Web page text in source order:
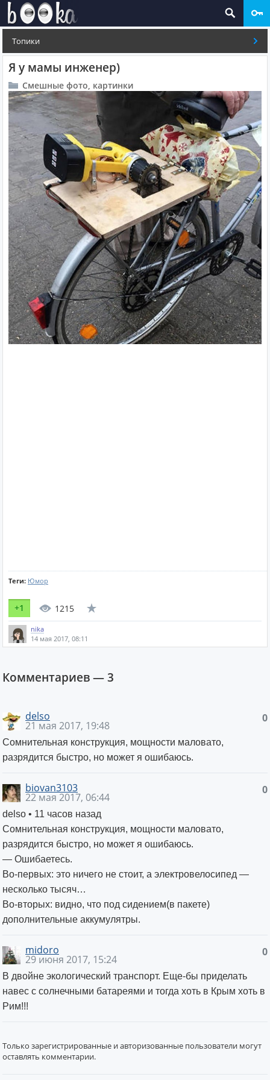
Топики
Я у мамы инженер)
Смешные фото, картинки
Теги: Юмор
+1 1215
nika
14 мая 2017, 08:11
Комментариев —3
0
delso
21 мая 2017, 19:48
Сомнительная конструкция, мощности маловато,
разрядится быстро, но может я ошибаюсь.
0
biovan3103
22 мая 2017, 06:44
delso • 11 часов назад
Сомнительная конструкция, мощности маловато,
разрядится быстро, но может я ошибаюсь.
— Ошибаетесь.
Во-первых: это ничего не стоит, а электровелосипед —
несколько тысяч…
Во-вторых: видно, что под сидением(в пакете)
дополнительные аккумулятры.
0
midoro
29 июня 2017, 15:24
В двойне экологический транспорт. Еще-бы приделать
навес с солнечными батареями и тогда хоть в Крым хоть в
Рим!!!
Только зарегистрированные и авторизованные пользователи могут
оставлять комментарии.